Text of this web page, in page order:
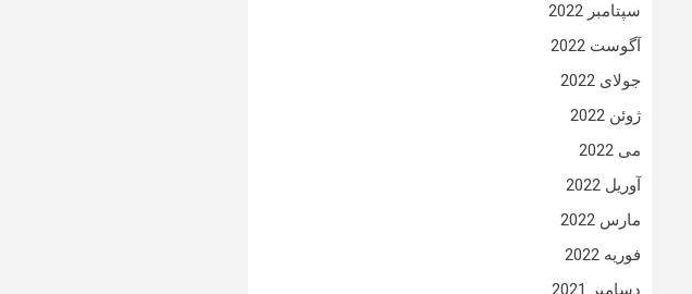
سپتامبر 2022
آگوست 2022
جولای 2022
ژوئن 2022
می 2022
آوریل 2022
مارس 2022
فوریه 2022
دسامبر 2021